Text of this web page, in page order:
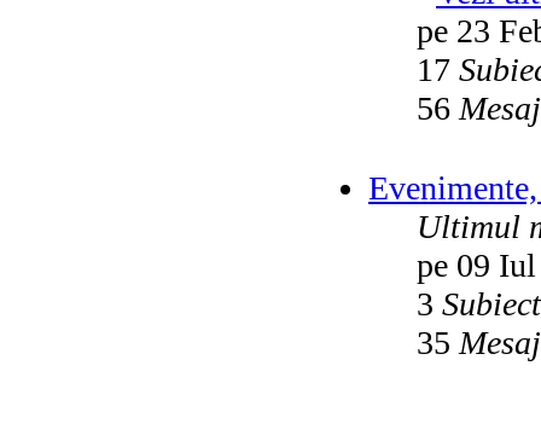
pe 23
17
56
Ultimul
pe 09
3
35